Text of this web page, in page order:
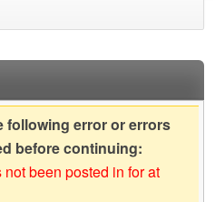
following error or errors
before continuing:
been posted in for at